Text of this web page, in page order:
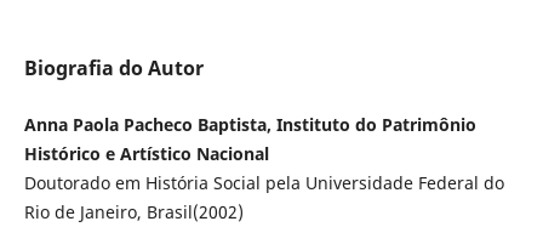
Biografia do Autor
Anna Paola Pacheco Baptista, Instituto do Patrimônio
Histórico e Artístico Nacional
Doutorado em História Social pela Universidade Federal do
Rio de Janeiro, Brasil(2002)